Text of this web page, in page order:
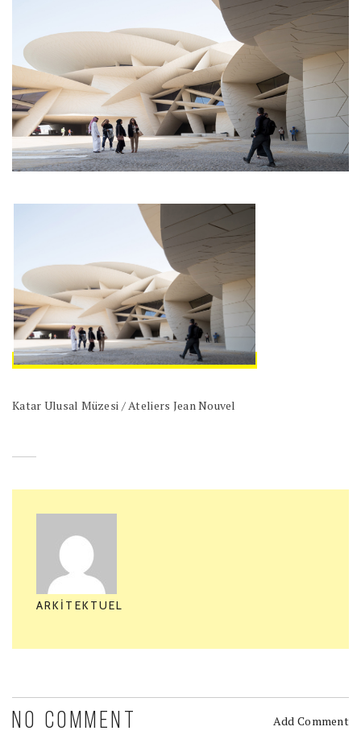
Katar Ulusal Müzesi / Ateliers Jean Nouvel
ARKITEKTUEL
NO COMMENT Add Comment